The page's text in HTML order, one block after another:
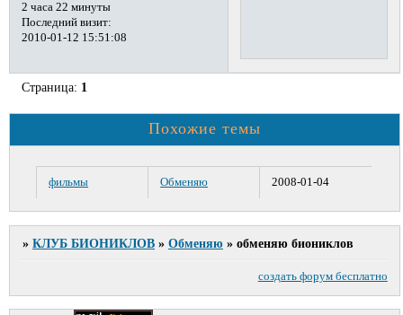
2 часа 22 минуты
Последний визит:
2010-01-12 15:51:08
Страница: 1
Похожие темы
фильмы Обменяю 2008-01-04
»КЛУБ БИОНИКЛОВ »Обменяю »обменяю биониклов
создать форум бесплатно